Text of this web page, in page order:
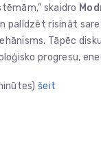
skaidro
palīdzēt risināt
Tāpēc
progresu,
šeit